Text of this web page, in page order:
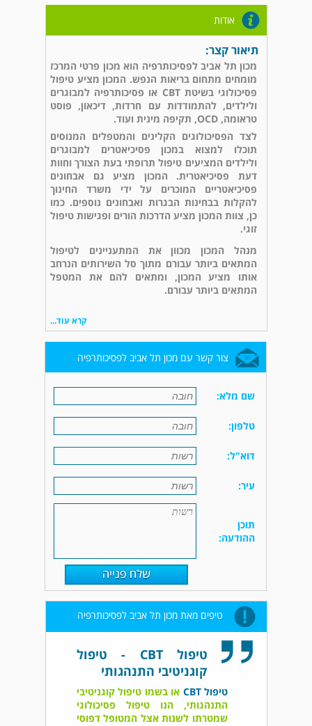
אודות
תיאור קצר:
מכון תל אביב לפסיכותרפיה הוא מכון פרטי המרכז
מומחים מתחום בריאות הנפש. המכון מציע טיפול
פסיכולוגי בשיטת CBT או פסיכותרפיה למבוגרים
ולילדים, להתמודדות עם חרדות, דיכאון, פוסט
טראומה, OCD, תקיפה מינית ועוד.
לצד הפסיכולוגים הקלינים והמטפלים המנוסים
תוכלו למצוא במכון פסיכיאטרים למבוגרים
ולילדים המציעים טיפול תרופתי בעת הצורך וחוות
דעת פסיכיאטרית. המכון מציע גם אבחונים
פסיכיאטריים המוכרים על ידי משרד החינוך
להקלות בבחינות הבגרות ואבחונים נוספים. כמו
כן, צוות המכון מציע הדרכות הורים ופגישות טיפול
זוגי.
מנהל המכון מכוון את המתעניינים לטיפול
המתאים ביותר עבורם מתוך סל השירותים הנרחב
אותו מציע המכון, ומתאים להם את המטפל
המתאים ביותר עבורם.
קרא עוד...
צור קשר עם מכון תל אביב לפסיכותרפיה
שם מלא:
טלפון:
דוא"ל:
עיר:
תוכן
ההודעה:
טיפים מאת מכון תל אביב לפסיכותרפיה
טיפול CBT - טיפול
קוגניטיבי התנהגותי
טיפול CBT
או בשמו טיפול קוגניטיבי
התנהגותי, הנו טיפול פסיכולוגי
שמטרתו לשנות אצל המטופל דפוסי